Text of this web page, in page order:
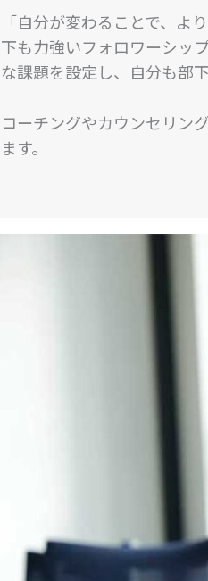
「自分が変わることで、
下も力強いフォロワーシッ
な課題を設定し、自分も部
コーチングやカウンセリン
ます。